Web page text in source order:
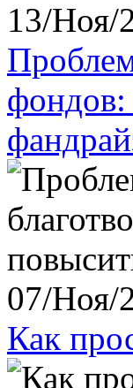
13/Ноя/
фондов:
07/Ноя/
Как